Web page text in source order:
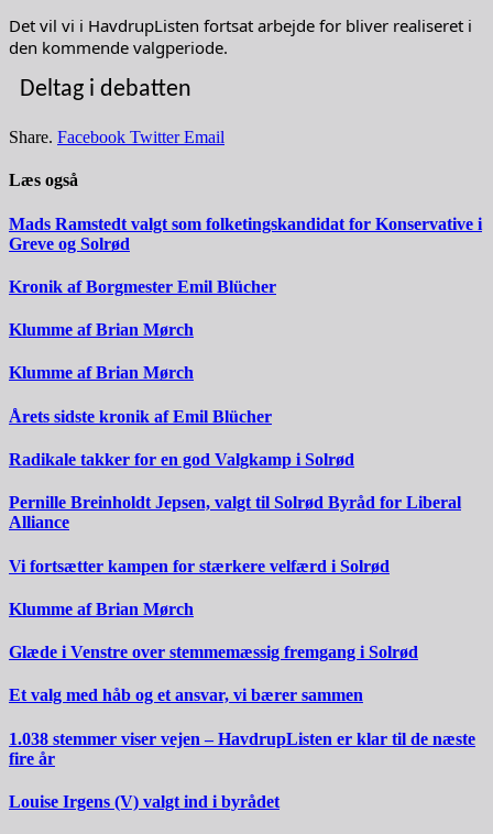
Det vil vi i HavdrupListen fortsat arbejde for bliver realiseret i
den kommende valgperiode.
Deltag i debatten
Share. Facebook Twitter Email
Læs også
Mads Ramstedt valgt som folketingskandidat for Konservative i
Greve og Solrød
Kronik af Borgmester Emil Blücher
Klumme af Brian Mørch
Klumme af Brian Mørch
Årets sidste kronik af Emil Blücher
Radikale takker for en god Valgkamp i Solrød
Pernille Breinholdt Jepsen, valgt til Solrød Byråd for Liberal
Alliance
Vi fortsætter kampen for stærkere velfærd i Solrød
Klumme af Brian Mørch
Glæde i Venstre over stemmemæssig fremgang i Solrød
Et valg med håb og et ansvar, vi bærer sammen
1.038 stemmer viser vejen – HavdrupListen er klar til de næste
fire år
Louise Irgens (V) valgt ind i byrådet